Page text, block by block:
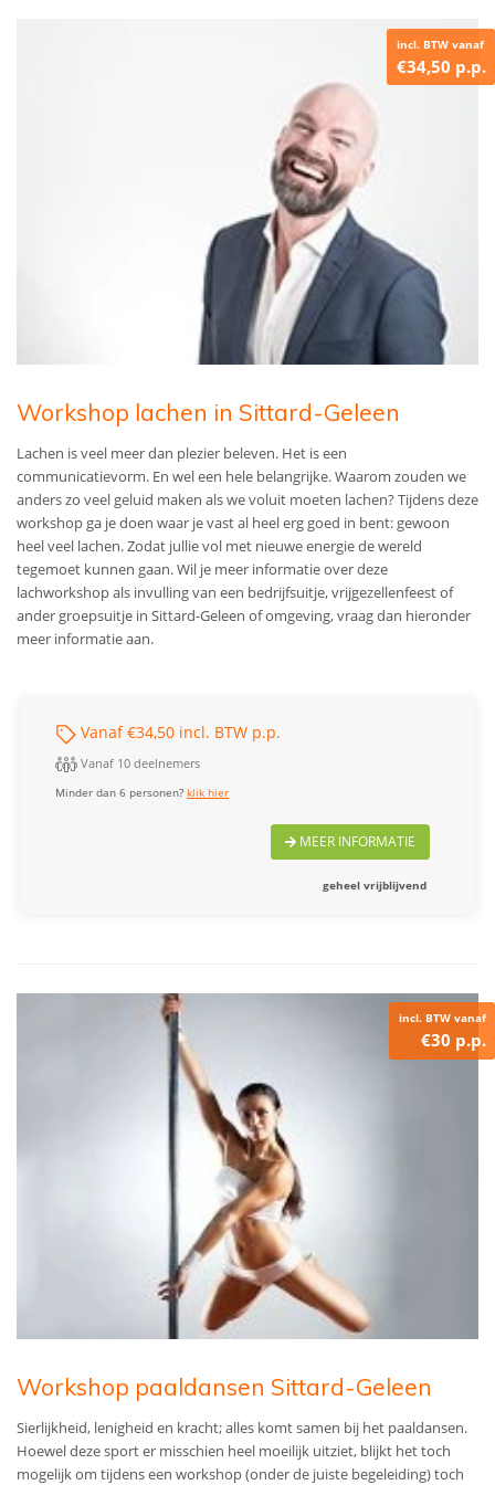
incl. BTW vanaf
€34,50 p.p.
Workshop lachen in Sittard-Geleen
Lachen is veel meer dan plezier beleven. Het is een
communicatievorm. En wel een hele belangrijke. Waarom zouden we
anders zo veel geluid maken als we voluit moeten lachen? Tijdens deze
workshop ga je doen waar je vast al heel erg goed in bent: gewoon
heel veel lachen. Zodat jullie vol met nieuwe energie de wereld
tegemoet kunnen gaan.Wil je meer informatie over deze
lachworkshop als invulling van een bedrijfsuitje, vrijgezellenfeest of
ander groepsuitje in Sittard-Geleen of omgeving, vraag dan hieronder
meer informatie aan.
Vanaf €34,50 incl. BTW p.p.
Vanaf 10 deelnemers
Minder dan 6 personen?klik hier
MEER INFORMATIE
geheel vrijblijvend
incl. BTW vanaf
€30 p.p.
Workshop paaldansen Sittard-Geleen
Sierlijkheid, lenigheid en kracht; alles komt samen bij het paaldansen.
Hoewel deze sport er misschien heel moeilijk uitziet, blijkt het toch
mogelijk om tijdens een workshop (onder de juiste begeleiding) toch